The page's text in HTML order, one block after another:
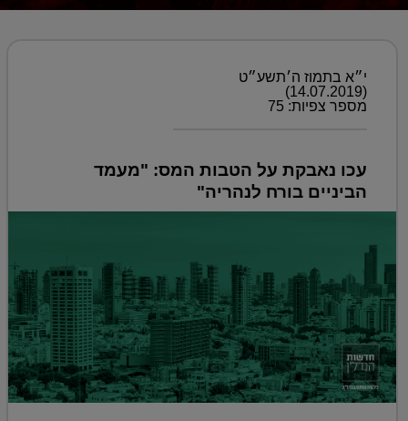
י״א בתמוז ה׳תשע״ט
(14.07.2019)
מספר צפיות: 75
עכו נאבקת על הטבות המס: "מעמד
הביניים בורח לנהריה"